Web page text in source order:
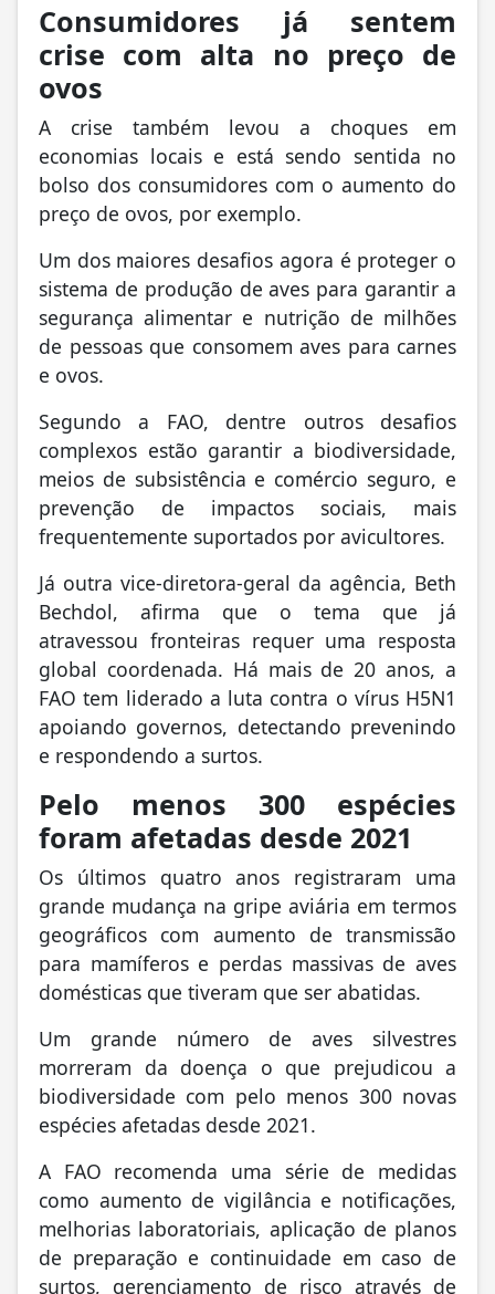
Consumidores já sentem
crise com alta no preço de
ovos
A crise também levou a choques em
economias locais e está sendo sentida no
bolso dos consumidores com o aumento do
preço de ovos, por exemplo.
Um dos maiores desafios agora é proteger o
sistema de produção de aves para garantir a
segurança alimentar e nutrição de milhões
de pessoas que consomem aves para carnes
e ovos.
Segundo a FAO, dentre outros desafios
complexos estão garantir a biodiversidade,
meios de subsistência e comércio seguro, e
prevenção de impactos sociais, mais
frequentemente suportados por avicultores.
Já outra vice-diretora-geral da agência, Beth
Bechdol, afirma que o tema que já
atravessou fronteiras requer uma resposta
global coordenada. Há mais de 20 anos, a
FAO tem liderado a luta contra o vírus H5N1
apoiando governos, detectando prevenindo
e respondendo a surtos.
Pelo menos 300 espécies
foram afetadas desde 2021
Os últimos quatro anos registraram uma
grande mudança na gripe aviária em termos
geográficos com aumento de transmissão
para mamíferos e perdas massivas de aves
domésticas que tiveram que ser abatidas.
Um grande número de aves silvestres
morreram da doença o que prejudicou a
biodiversidade com pelo menos 300 novas
espécies afetadas desde 2021.
A FAO recomenda uma série de medidas
como aumento de vigilância e notificações,
melhorias laboratoriais, aplicação de planos
de preparação e continuidade em caso de
surtos, gerenciamento de risco através de